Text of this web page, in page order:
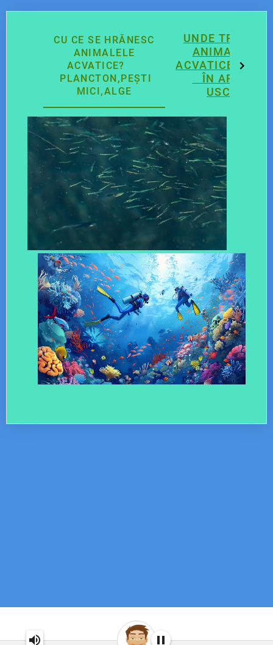
CU CE SE HRĂNESC
ANIMALELE
ACVATICE?
PLANCTON,PEȘTI
MICI,ALGE
UNDE TRĂIESC
ANIMALELE
ÎN APĂ,PE
USCAT